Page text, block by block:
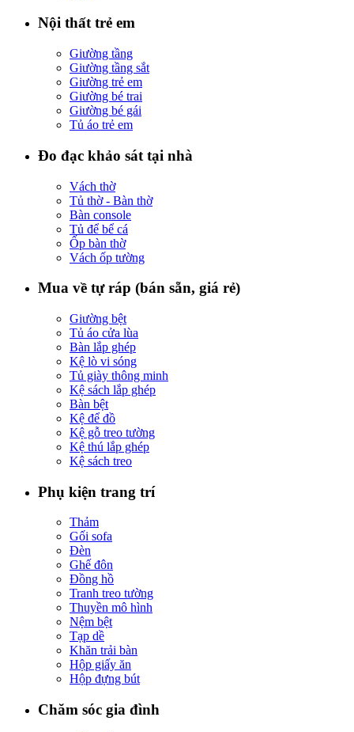
Nội thất trẻ em
Giường tầng
Giường tầng sắt
Giường trẻ em
Giường bé trai
Giường bé gái
Tủ áo trẻ em
Đo đạc khảo sát tại nhà
Vách thờ
Tủ thờ - Bàn thờ
Bàn console
Tủ để bể cá
Ốp bàn thờ
Vách ốp tường
Mua về tự ráp (bán sẵn, giá rẻ)
Giường bệt
Tủ áo cửa lùa
Bàn lắp ghép
Kệ lò vi sóng
Tủ giày thông minh
Kệ sách lắp ghép
Bàn bệt
Kệ để đồ
Kệ gỗ treo tường
Kệ thú lắp ghép
Kệ sách treo
Phụ kiện trang trí
Thảm
Gối sofa
Đèn
Ghế đôn
Đồng hồ
Tranh treo tường
Thuyền mô hình
Nệm bệt
Tạp dề
Khăn trải bàn
Hộp giấy ăn
Hộp đựng bút
Chăm sóc gia đình